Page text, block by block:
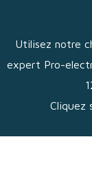
Utilisez notre
expert Pro-
Cliquez